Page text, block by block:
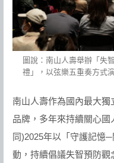
圖說：南山人壽舉辦「失
禮」，以弦樂五重奏方式
南山人壽作為國內最大
品牌，多年來持續關心
同)2025年以「守護記憶
動，持續倡議失智預防